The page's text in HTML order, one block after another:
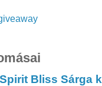
Spirit Bliss Sárga